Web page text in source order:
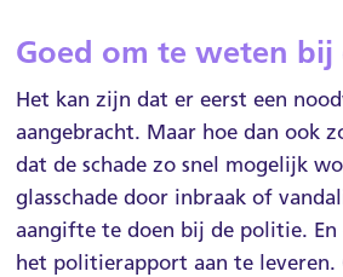
Goed om te weten bij
Het kan zijn dat er eerst een
aangebracht. Maar hoe dan ook
dat de schade zo snel mogelijk
glasschade door inbraak of
aangifte te doen bij de politie. En
het politierapport aan te leveren.